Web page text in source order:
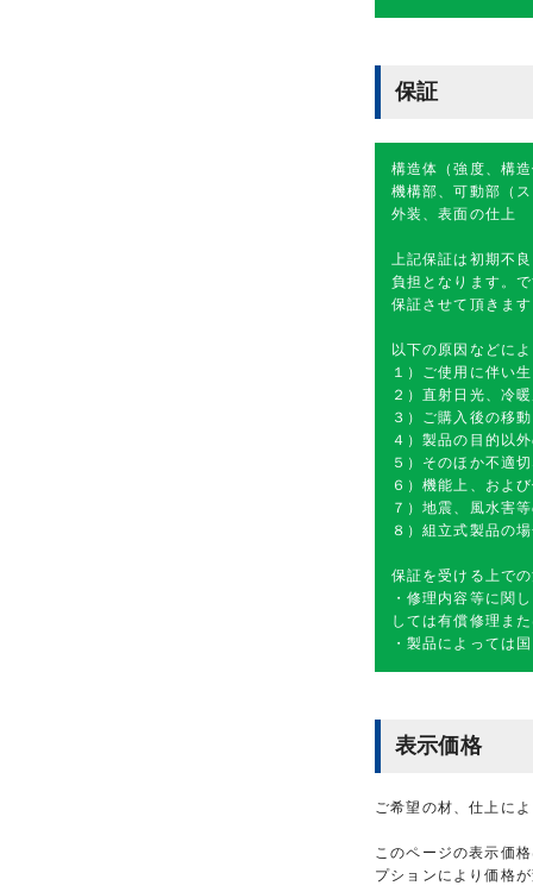
保証
構造体（強度、構
機構部、可動部（
外装、表面の仕上
上記保証は初期不
負担となります。
保証させて頂きま
以下の原因などに
１）ご使用に伴い
２）直射日光、冷
３）ご購入後の移
４）製品の目的以
５）そのほか不適
６）機能上、およ
７）地震、風水害
８）組立式製品の
保証を受ける上で
・修理内容等に関
しては有償修理ま
・製品によっては
表示価格
ご希望の材、仕上に
このページの表示価
プションにより価格